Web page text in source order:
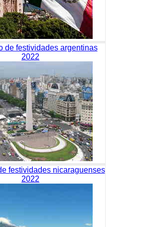
de festividades argentinas
2022
festividades nicaraguenses
2022